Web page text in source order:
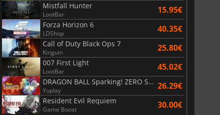
Mistfall Hunter
LootBar 15.95€
Forza Horizon 6
LDShop 40.35€
Call of Duty Black Ops 7
Kinguin 25.80€
007 First Light
LootBar 45.02€
DRAGON BALL Sparking! ZERO Super Limit Breaking NEO
Yuplay 26.29€
Resident Evil Requiem
Game Boost 30.00€